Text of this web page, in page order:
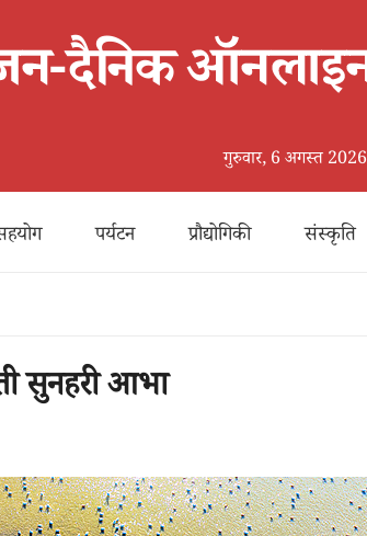
गुरुवार, 6 अगस्त 2026
पर्यटन प्रौद्योगिकी संस्कृति
सुनहरी आभा